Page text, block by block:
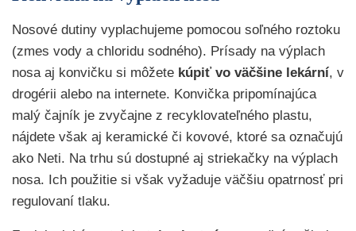
Nosové dutiny vyplachujeme pomocou soľného roztoku
(zmes vody a chloridu sodného). Prísady na výplach
nosa aj konvičku si môžete kúpiť vo väčšine lekární, v
drogérii alebo na internete. Konvička pripomínajúca
malý čajník je zvyčajne z recyklovateľného plastu,
nájdete však aj keramické či kovové, ktoré sa označujú
ako Neti. Na trhu sú dostupné aj striekačky na výplach
nosa. Ich použitie si však vyžaduje väčšiu opatrnosť pri
regulovaní tlaku.